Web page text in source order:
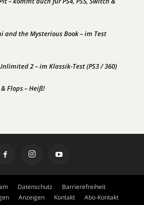
and the Mysterious Book – im Test
2 – im Klassik-Test (PS3 / 360)
& Flops – Heiß!
Datenschutz
Barrierefreiheit
Anzeigen Kontakt Abo-Kontakt